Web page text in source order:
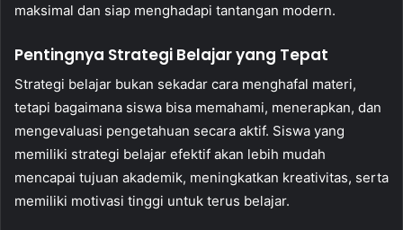
maksimal dan siap menghadapi tantangan modern.
Pentingnya Strategi Belajar yang Tepat
Strategi belajar bukan sekadar cara menghafal materi,
tetapi bagaimana siswa bisa memahami, menerapkan, dan
mengevaluasi pengetahuan secara aktif. Siswa yang
memiliki strategi belajar efektif akan lebih mudah
mencapai tujuan akademik, meningkatkan kreativitas, serta
memiliki motivasi tinggi untuk terus belajar.